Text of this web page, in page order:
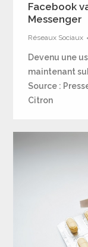
Facebook
Messenger
Réseaux Sociaux
Devenu une
maintenant
Source :
Citron